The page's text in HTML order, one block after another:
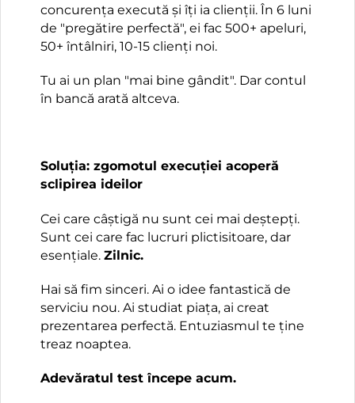
concurența execută și îți ia clienții. În 6 luni
de "pregătire perfectă", ei fac 500+ apeluri,
50+ întâlniri, 10-15 clienți noi.
Tu ai un plan "mai bine gândit". Dar contul
în bancă arată altceva.
Soluția: zgomotul execuției acoperă
sclipirea ideilor
Cei care câștigă nu sunt cei mai deștepți.
Sunt cei care fac lucruri plictisitoare, dar
esențiale. Zilnic.
Hai să fim sinceri. Ai o idee fantastică de
serviciu nou. Ai studiat piața, ai creat
prezentarea perfectă. Entuziasmul te ține
treaz noaptea.
Adevăratul test începe acum.